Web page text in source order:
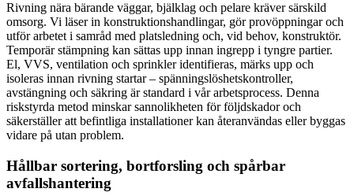
Rivning nära bärande väggar, bjälklag och pelare kräver särskild
omsorg. Vi läser in konstruktionshandlingar, gör provöppningar och
utför arbetet i samråd med platsledning och, vid behov, konstruktör.
Temporär stämpning kan sättas upp innan ingrepp i tyngre partier.
El, VVS, ventilation och sprinkler identifieras, märks upp och
isoleras innan rivning startar – spänningslöshetskontroller,
avstängning och säkring är standard i vår arbetsprocess. Denna
riskstyrda metod minskar sannolikheten för följdskador och
säkerställer att befintliga installationer kan återanvändas eller byggas
vidare på utan problem.
Hållbar sortering, bortforsling och spårbar
avfallshantering